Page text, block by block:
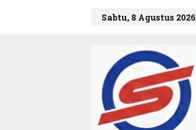
Sabtu, 8 Agustus 2026